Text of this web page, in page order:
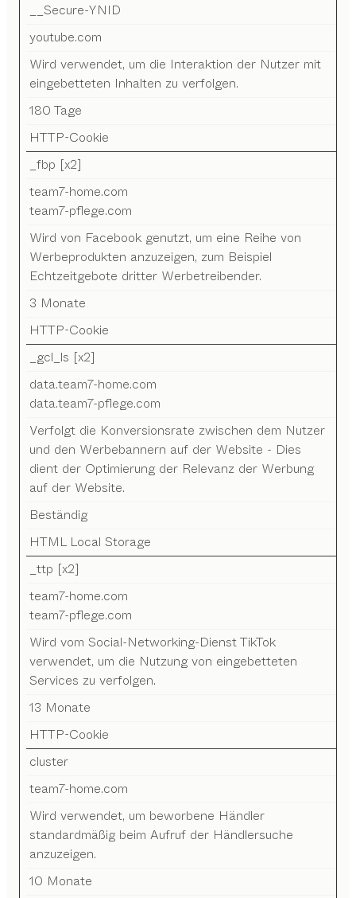
__Secure-YNID
youtube.com
Wird verwendet, um die Interaktion der Nutzer mit
eingebetteten Inhalten zu verfolgen.
180 Tage
HTTP-Cookie
_fbp [x2]
team7-home.com
team7-pflege.com
Wird von Facebook genutzt, um eine Reihe von
Werbeprodukten anzuzeigen, zum Beispiel
Echtzeitgebote dritter Werbetreibender.
3 Monate
HTTP-Cookie
_gcl_ls [x2]
data.team7-home.com
data.team7-pflege.com
Verfolgt die Konversionsrate zwischen dem Nutzer
und den Werbebannern auf der Website - Dies
dient der Optimierung der Relevanz der Werbung
auf der Website.
Beständig
HTML Local Storage
_ttp [x2]
team7-home.com
team7-pflege.com
Wird vom Social-Networking-Dienst TikTok
verwendet, um die Nutzung von eingebetteten
Services zu verfolgen.
13 Monate
HTTP-Cookie
cluster
team7-home.com
Wird verwendet, um beworbene Händler
standardmäßig beim Aufruf der Händlersuche
anzuzeigen.
10 Monate